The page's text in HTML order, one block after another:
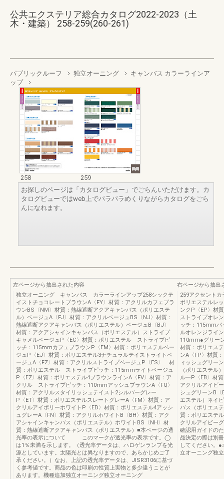
公共エクステリア総合カタログ2022-2023（土
木・建築） 258-259(260-261)
パブリックルーフ 独立オーニング
キャンバス カラーラインア
ップ
258
259
お探しのページは「カタログビュー」でごらんいただけます。カ
タログビューではweb上でパラパラめくりながらカタログをごら
んになれます。
左ページから抽出された内容
独立オーニング キャンバス カラーラインアップ258シックテ
イストチョコレートブラウンA〈FY〉材質：アクリルカフェブラ
ウンBS〈NM〉材質：熱線遮断アクアキャンバス（ポリエステ
ル）ベージュA〈FJ〉材質：アクリルベージュBS〈NJ〉材質：
熱線遮断アクアキャンバス（ポリエステル）ベージュB〈BJ〉
材質：アクアシャインキャンバス（ポリエステル）ストライプ
キャメルベージュP〈EC〉材質：ポリエステル ストライプピ
ッチ：115mmカフェブラウンP〈EM〉材質：ポリエステルベー
ジュP〈EJ〉材質：ポリエステル3ナチュラルテイストライトベ
ージュA〈FZ〉材質：アクリルストライプベージュP〈ES〉 材
質：ポリエステル ストライプピッチ：115mmライトベージュ
P〈EZ〉材質：ポリエステル4ブラウンラインA〈FV〉材質：ア
クリル ストライプピッチ：110mmアッシュブラウンA〈FQ〉
材質：アクリルスタイリッシュテイスト2シルバーグレー
P〈ET〉材質：ポリエステルスレートグレーA〈FM〉材質：ア
クリルアイボリーホワイトP〈ED〉材質：ポリエステル4アッシ
ュグレーA〈FN〉材質：アクリルホワイトB〈BH〉材質：アク
アシャインキャンバス（ポリエステル）ホワイトBS〈NH〉材
質：熱線遮断アクアキャンバス（ポリエステル）■本ページの透
光率の表示について このマークが透光率の表示です。◯
は1％未満を示します。（透光率データは、ハロゲンランプを光
源としています。太陽光とは異なりますので、あらかじめご了
承ください。）なお、上記の透光率データは、JISR3106に基づ
く参考値です。商品の色は印刷の性質上実物と多少違うことが
あります。機種追加独立オーニング独立オーニング
右ページから抽出
259アクセント
ポリエステルレ
ンクP〈EP〉材
ストライプオレ
ッチ：115mmパ
ルオレンジライ
110mm●グリー
材質：ポリエス
ンA〈FP〉材質
ィッシュグリー
（ポリエステル
ルーP〈EB〉材
アクリルアイビ
シュグリーンB
エステル）ネイ
バス（ポリエス
質：ポリエステ
クリルアイビー
確認用ガイドの
品決定の際は別
してください。
立オーニング独